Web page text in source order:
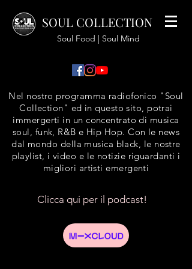
SOUL COLLECTION
Soul Food | Soul Mind
Nel nostro programma radiofonico "Soul
Collection" ed in questo sito, potrai
immergerti in un concentrato di musica
soul, funk, R&B e Hip Hop. Con le news
dal mondo della musica black, le nostre
playlist, i video e le notizie riguardanti i
migliori artisti emergenti
Clicca qui per il podcast!